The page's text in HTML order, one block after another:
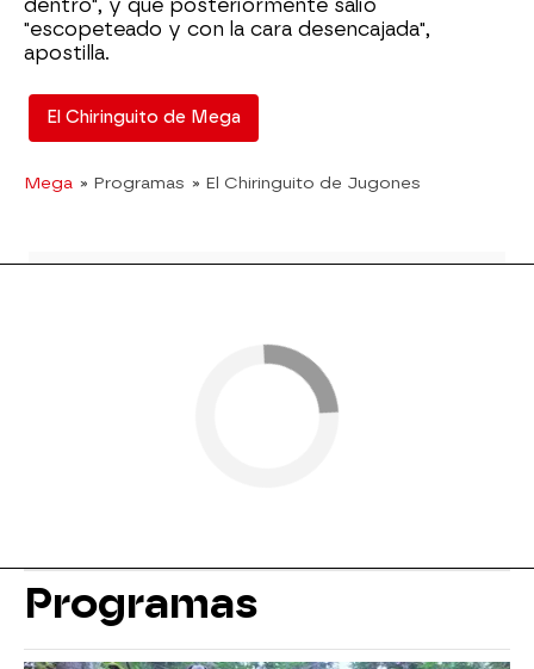
dentro", y que posteriormente salió
"escopeteado y con la cara desencajada",
apostilla.
El Chiringuito de Mega
Mega » Programas » El Chiringuito de Jugones
Programas